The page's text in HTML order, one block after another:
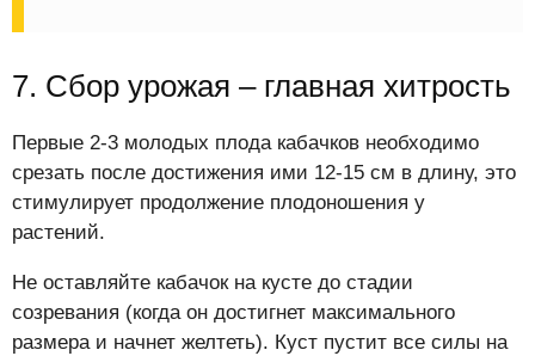
7. Сбор урожая – главная хитрость
Первые 2-3 молодых плода кабачков необходимо
срезать после достижения ими 12-15 см в длину, это
стимулирует продолжение плодоношения у
растений.
Не оставляйте кабачок на кусте до стадии
созревания (когда он достигнет максимального
размера и начнет желтеть). Куст пустит все силы на